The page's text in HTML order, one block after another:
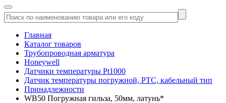
Главная
Каталог товаров
Трубопроводная арматура
Honeywell
Датчики температуры Pt1000
Датчик температуры погружной, PTC, кабельный тип
Принадлежности
WB50 Погружная гильза, 50мм, латунь*